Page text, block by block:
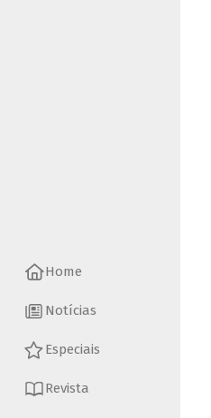
Home
Notícias
Especiais
Revista